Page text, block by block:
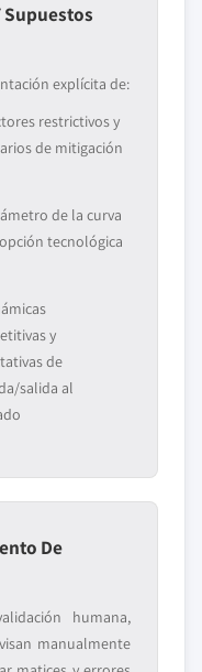
Supuestos
explícita de:
restrictivos y
de mitigación
de la curva
tecnológica
y
de
salida al
De
humana,
manualmente